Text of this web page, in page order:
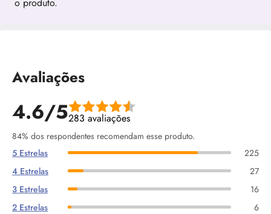
Avaliações
4.6/5283 avaliações
84% dos respondentes recomendam esse produto.
5 Estrelas
225
4 Estrelas
27
3 Estrelas
16
2 Estrelas
6